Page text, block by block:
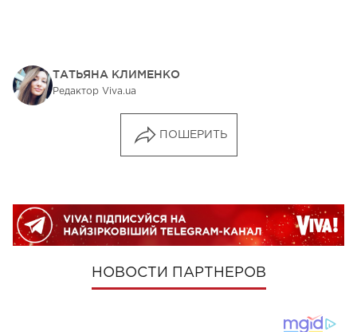
ТАТЬЯНА КЛИМЕНКО
Редактор Viva.ua
ПОШЕРИТЬ
НОВОСТИ ПАРТНЕРОВ